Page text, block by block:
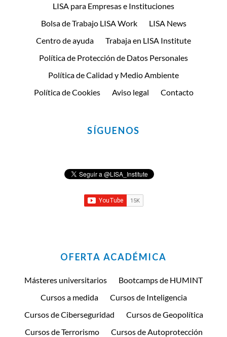
LISA para Empresas e Instituciones
Bolsa de Trabajo LISA Work
LISA News
Centro de ayuda
Trabaja en LISA Institute
Política de Protección de Datos Personales
Política de Calidad y Medio Ambiente
Política de Cookies
Aviso legal Contacto
SÍGUENOS
OFERTA ACADÉMICA
Másteres universitarios
Bootcamps de HUMINT
Cursos a medida
Cursos de Inteligencia
Cursos de Ciberseguridad
Cursos de Geopolítica
Cursos de Terrorismo
Cursos de Autoprotección